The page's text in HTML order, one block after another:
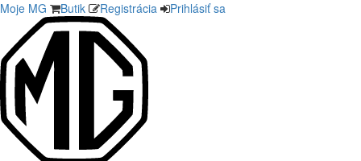
Moje MG Butik Registrácia Prihlásiť sa